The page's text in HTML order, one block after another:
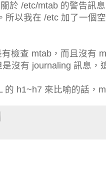
於 /etc/mtab 的警告訊
所以我在 /etc 加了一個
檢查 mtab，而且沒有
沒有 journaling 訊息，
的 h1~h7 來比喻的話，